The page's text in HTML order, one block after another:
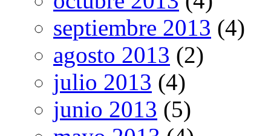
septiembre 2013 (4)
agosto 2013 (2)
julio 2013 (4)
junio 2013 (5)